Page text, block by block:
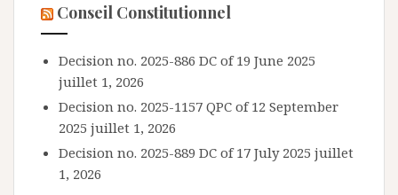
Conseil Constitutionnel
Decision no. 2025-886 DC of 19 June 2025
juillet 1, 2026
Decision no. 2025-1157 QPC of 12 September
2025 juillet 1, 2026
Decision no. 2025-889 DC of 17 July 2025 juillet
1, 2026